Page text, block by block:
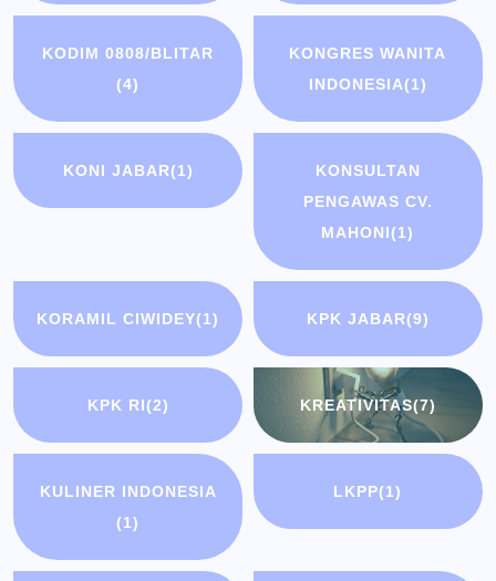
KODIM 0808/BLITAR
(4)
KONGRES WANITA
INDONESIA(1)
KONI JABAR(1)
KONSULTAN
PENGAWAS CV.
MAHONI(1)
KORAMIL CIWIDEY(1) KPK JABAR(9)
KPK RI(2) KREATIVITAS(7)
KULINER INDONESIA
(1)
LKPP(1)